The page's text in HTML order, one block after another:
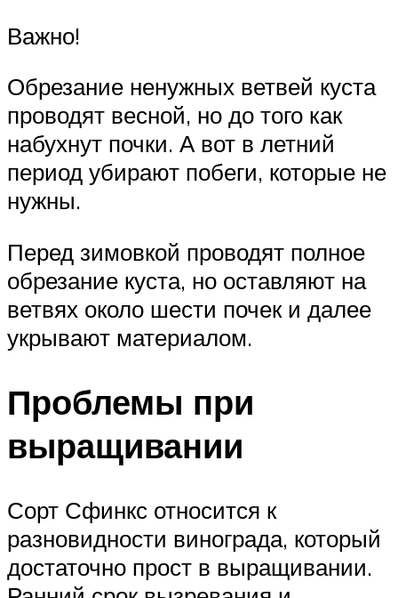
Важно!
Обрезание ненужных ветвей куста
проводят весной, но до того как
набухнут почки. А вот в летний
период убирают побеги, которые не
нужны.
Перед зимовкой проводят полное
обрезание куста, но оставляют на
ветвях около шести почек и далее
укрывают материалом.
Проблемы при
выращивании
Сорт Сфинкс относится к
разновидности винограда, который
достаточно прост в выращивании.